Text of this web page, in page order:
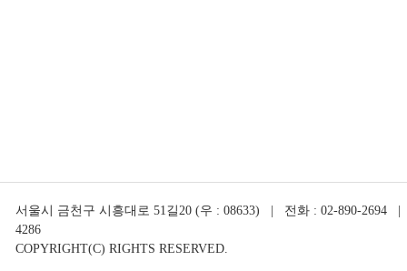
서울시 금천구 시흥대로 51길20 (우 : 08633) | 전화 : 02-890-2694 |
4286
COPYRIGHT(C) RIGHTS RESERVED.